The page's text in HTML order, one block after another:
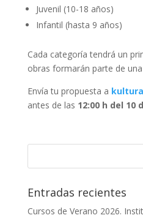
Juvenil (10-18 años)
Infantil (hasta 9 años)
Cada categoría tendrá un
obras formarán parte de
Envía tu propuesta a
antes de las 12:00 h del 10
Entradas recientes
Cursos de Verano 2026.